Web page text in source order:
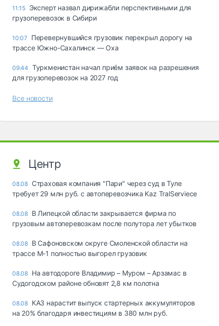
11:15 Эксперт назвал дирижабли перспективными для
грузоперевозок в Сибири
10:07
Перевернувшийся грузовик перекрыл дорогу на
трассе Южно-Сахалинск — Оха
09:44 Туркменистан начал приём заявок на разрешения
для грузоперевозок на 2027 год
Все новости
Центр
08.08 Страховая компания "Пари" через суд в Туле
требует 29 млн руб. с автоперевозчика Kaz TralServiece
08.08 В Липецкой области закрывается фирма по
грузовым автоперевозкам после полутора лет убытков
08.08 В Сафоновском округе Смоленской области на
трассе М-1 полностью выгорел грузовик
08.08 На автодороге Владимир – Муром – Арзамас в
Судогодском районе обновят 2,8 км полотна
08.08 КАЗ нарастит выпуск стартерных аккумуляторов
на 20% благодаря инвестициям в 380 млн руб.